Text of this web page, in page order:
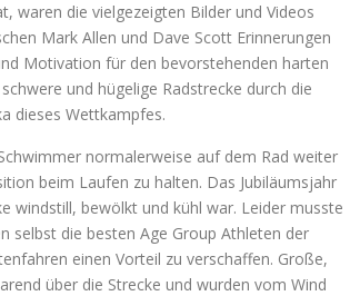
waren die vielgezeigten Bilder und Videos
Mark Allen und Dave Scott Erinnerungen
Motivation für den bevorstehenden harten
und hügelige Radstrecke durch die
dieses Wettkampfes.
normalerweise auf dem Rad weiter
beim Laufen zu halten. Das Jubiläumsjahr
windstill, bewölkt und kühl war. Leider musste
selbst die besten Age Group Athleten der
einen Vorteil zu verschaffen. Große,
über die Strecke und wurden vom Wind